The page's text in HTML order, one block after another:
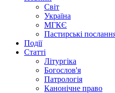
Світ
Україна
МГКЄ
Пастирські
Події
Статті
Літургіка
Богослов'я
Патрологія
Канонічне право